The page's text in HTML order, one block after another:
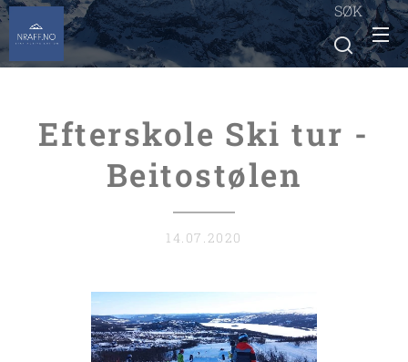
SØK
Efterskole Ski tur -
Beitostølen
14.07.2020